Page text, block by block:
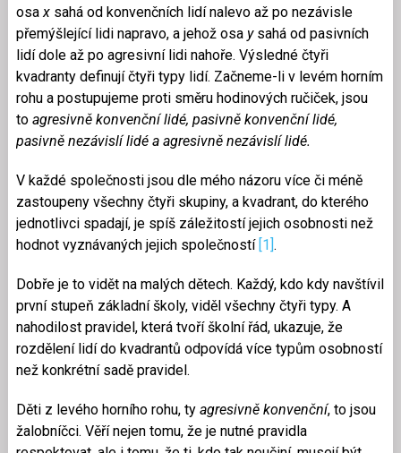
osa xsahá od konvenčních lidí nalevo až po nezávisle
přemýšlející lidi napravo, a jehož osa ysahá od pasivních
lidí dole až po agresivní lidi nahoře. Výsledné čtyři
kvadranty definují čtyři typy lidí. Začneme-li v levém horním
rohu a postupujeme proti směru hodinových ručiček, jsou
to agresivně konvenční lidé, pasivně konvenční lidé,
pasivně nezávislí lidé a agresivně nezávislí lidé.
V každé společnosti jsou dle mého názoru více či méně
zastoupeny všechny čtyři skupiny, a kvadrant, do kterého
jednotlivci spadají, je spíš záležitostí jejich osobnosti než
hodnot vyznávaných jejich společností [1].
Dobře je to vidět na malých dětech. Každý, kdo kdy navštívil
první stupeň základní školy, viděl všechny čtyři typy. A
nahodilost pravidel, která tvoří školní řád, ukazuje, že
rozdělení lidí do kvadrantů odpovídá více typům osobností
než konkrétní sadě pravidel.
Děti z levého horního rohu, ty agresivně konvenční, to jsou
žalobníčci. Věří nejen tomu, že je nutné pravidla